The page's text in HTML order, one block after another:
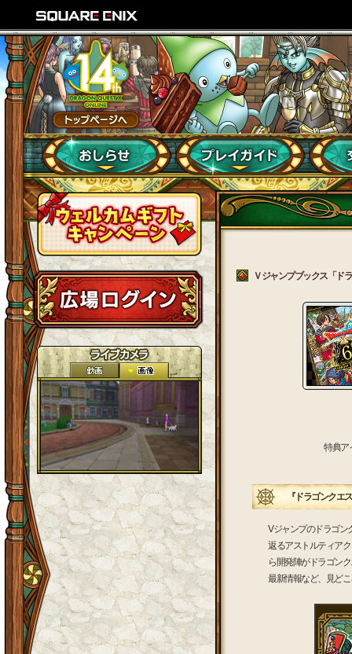
Ｖジャンプブックス「ド
特典ア
『ドラゴンクエ
Vジャンプのドラゴン
返るアストルティア
ら開発陣がドラゴン
最新情報など、見ど